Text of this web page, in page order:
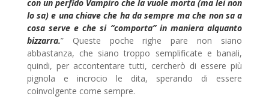
con un perfido Vampiro che la vuole morta (ma lei non
lo sa) e una chiave che ha da sempre ma che non sa a
cosa serve e che si “comporta” in maniera alquanto
bizzarra.” Queste poche righe pare non siano
abbastanza, che siano troppo semplificate e banali,
quindi, per accontentare tutti, cercherò di essere più
pignola e incrocio le dita, sperando di essere
coinvolgente come sempre.